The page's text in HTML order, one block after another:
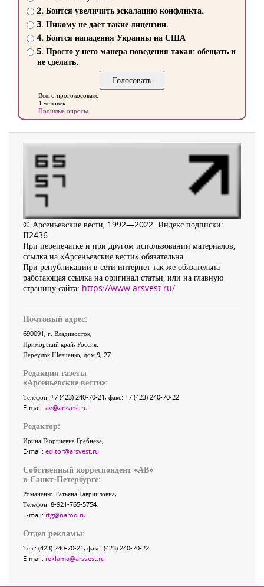
2. Боится увеличить эскалацию конфликта.
3. Никому не дает такие лицензии.
4. Боится нападения Украины на США
5. Просто у него манера поведения такая: обещать и
не сделать.
Всего проголосовало
1 человек
Прошлые опросы
© Арсеньевские вести, 1992—2022. Индекс подписки:
П2436
При перепечатке и при другом использовании материалов,
ссылка на «Арсеньевские вести» обязательна.
При републикации в сети интернет так же обязательна
работающая ссылка на оригинал статьи, или на главную
страницу сайта: https://www.arsvest.ru/
Почтовый адрес:
690091, г. Владивосток,
Приморский край, Россия.
Переулок Шевченко, дом 9, 27
Редакция газеты
«Арсеньевские вести»:
Телефон: +7 (423) 240-70-21, факс: +7 (423) 240-70-22
E-mail: av@arsvest.ru
Редактор:
Ирина Георгиевна Гребнёва,
E-mail: editor@arsvest.ru
Собственный корреспондент «АВ»
в Санкт-Петербурге:
Романенко Татьяна Гаврииловна,
Телефон: 8-921-765-5754,
E-mail: rtg@narod.ru
Отдел рекламы:
Тел.: (423) 240-70-21, факс: (423) 240-70-22
E-mail: reklama@arsvest.ru